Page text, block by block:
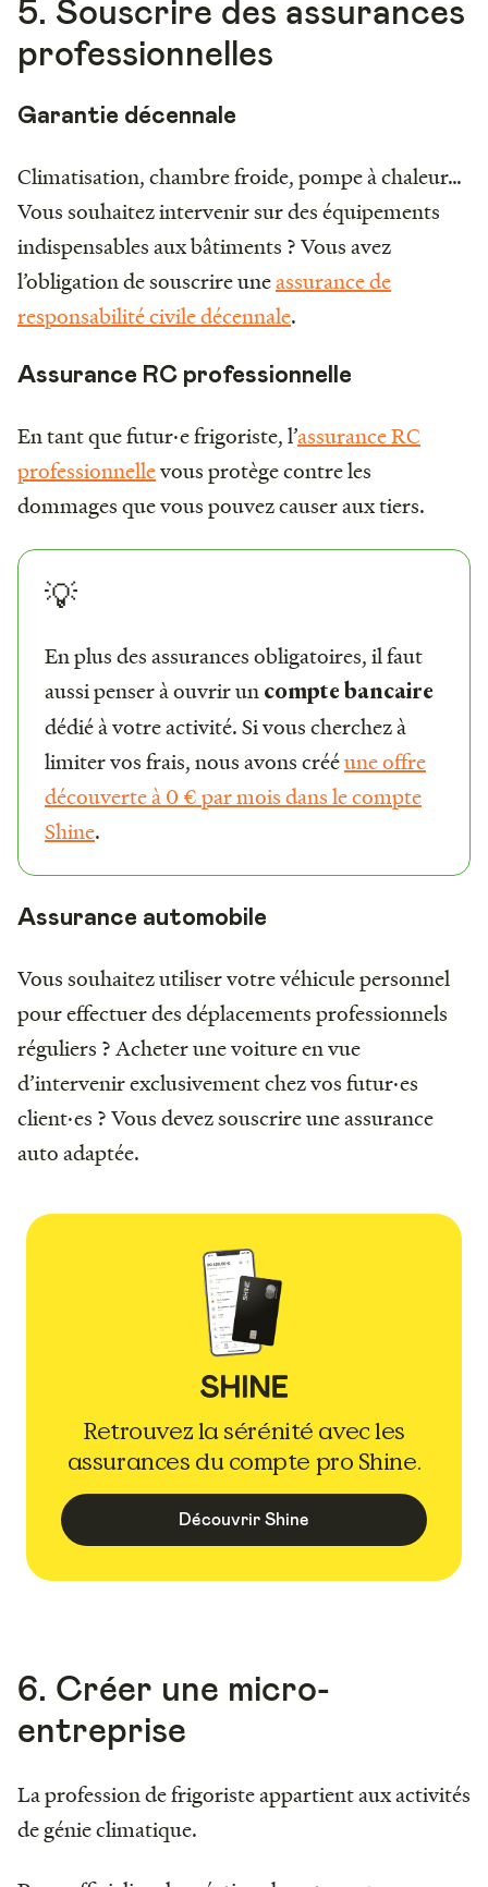
5. Souscrire des assurances
professionnelles
Garantie décennale
Climatisation, chambre froide, pompe à chaleur…
Vous souhaitez intervenir sur des équipements
indispensables aux bâtiments ? Vous avez
l’obligation de souscrire uneassurance de
responsabilité civile décennale.
Assurance RC professionnelle
En tant que futur·e frigoriste, l’assurance RC
professionnellevous protège contre les
dommages que vous pouvez causer aux tiers.
💡
En plus des assurances obligatoires, il faut
aussi penser à ouvrir un compte bancaire
dédié à votre activité. Si vous cherchez à
limiter vos frais, nous avons crééune offre
découverte à 0 € par mois dans le compte
Shine.
Assurance automobile
Vous souhaitez utiliser votre véhicule personnel
pour effectuer des déplacements professionnels
réguliers ? Acheter une voiture en vue
d’intervenir exclusivement chez vos futur·es
client·es ? Vous devez souscrire une assurance
auto adaptée.
Retrouvez la sérénité avec les
assurances du compte pro Shine.
Découvrir Shine
6. Créer une micro-
entreprise
La profession de frigoriste appartient aux activités
de génie climatique.